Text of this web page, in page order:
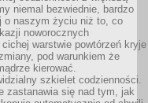
niemal bezwiednie, bardzo
o naszym życiu niż to, co
noworocznych
warstwie powtórzeń kryje
pod warunkiem że
kierować.
szkielet codzienności.
zastanawia się nad tym, jak